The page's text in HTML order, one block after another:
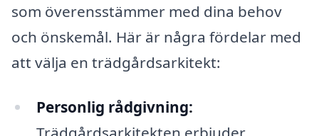
som överensstämmer med dina behov
och önskemål. Här är några fördelar med
att välja en trädgårdsarkitekt:
Personlig rådgivning: